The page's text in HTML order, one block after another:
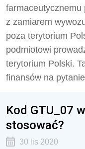
farmaceutycznemu
z zamiarem
poza terytorium
podmiotowi
terytorium Polski.
finansów na
Kod GTU_07
stosować?
30 lis 2020